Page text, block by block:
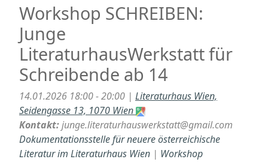
Workshop SCHREIBEN:
Junge
LiteraturhausWerkstatt für
Schreibende ab 14
14.01.2026 18:00 - 20:00 | Literaturhaus Wien,
Seidengasse 13, 1070 Wien
Kontakt:junge.literaturhauswerkstatt@gmail.com
Dokumentationsstelle für neuere österreichische
Literatur im Literaturhaus Wien | Workshop